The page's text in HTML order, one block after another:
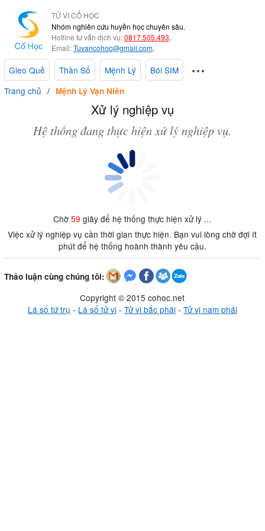
TỬ VI CỔ HỌC
Nhóm nghiên cứu huyền học chuyên sâu.
Hotline tư vấn dịch vụ:0817.505.493.
Email:Tuvancohoc@gmail.com.
Gieo Quẻ Thần Số Mệnh Lý
Bói SIM
Trang chủ
Mệnh Lý Vạn Niên
Xử lý nghiệp vụ
Hệ thống đang thực hiện xử lý nghiệp vụ.
Chờ59 giây để hệ thống thực hiện xử lý ...
Việc xử lý nghiệp vụ cần thời gian thực hiện. Bạn vui lòng chờ đợi ít
phút để hệ thống hoành thành yêu cầu.
Thảo luận cùng chúng tôi:
Copyright © 2015 cohoc.net
Lá số tứ trụ - Lá số tử vi- Tử vi bắc phái- Tử vi nam phái